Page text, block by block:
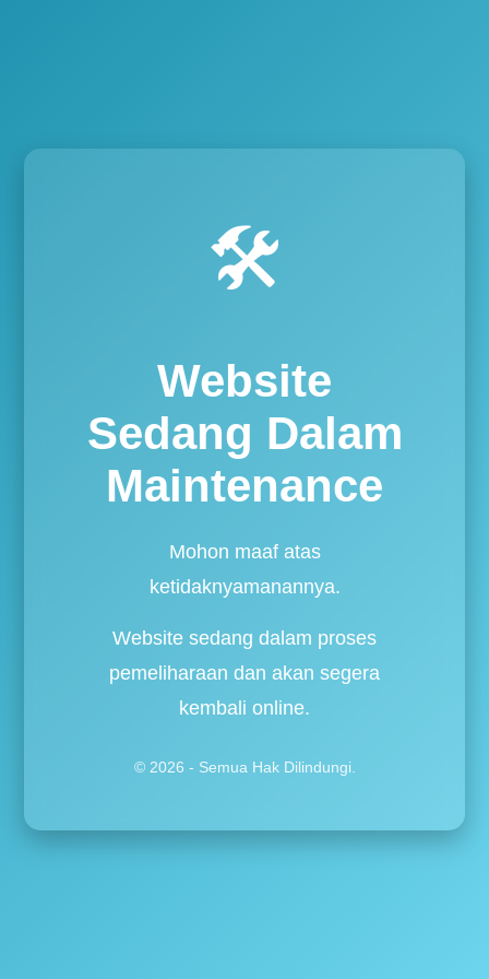
🛠️
Website
Sedang Dalam
Maintenance
Mohon maaf atas
ketidaknyamanannya.
Website sedang dalam proses
pemeliharaan dan akan segera
kembali online.
© 2026 - Semua Hak Dilindungi.